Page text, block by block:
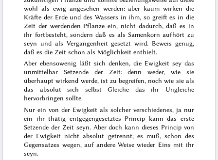
wohl als ewig angesehen werden: aber kaum wirken die
Kräfte der Erde und des Wassers in ihm, so greift es in die
Zeit der werdenden Pflanze ein, nicht dadurch, daß es in
ihr fortbesteht, sondern daß es als Samenkorn aufhört zu
seyn und als Vergangenheit gesetzt wird. Beweis genug,
daß es die Zeit schon als Möglichkeit enthielt.
Aber ebensowenig läßt sich denken, die Ewigkeit sey das
unmittelbar Setzende der Zeit: denn weder, wie sie
überhaupt wirkend werde, ist zu begreifen, noch wie sie als
das absolut sich selbst Gleiche das ihr Ungleiche
hervorbringen sollte.
Nur ein von der Ewigkeit als solcher verschiedenes, ja nur
ein ihr thätig entgegengesetztes Princip kann das erste
Setzende der Zeit seyn. Aber doch kann dieses Princip von
der Ewigkeit nicht absolut getrennt; es muß, schon des
Gegensatzes wegen, auf andere Weise wieder Eins mit ihr
seyn.